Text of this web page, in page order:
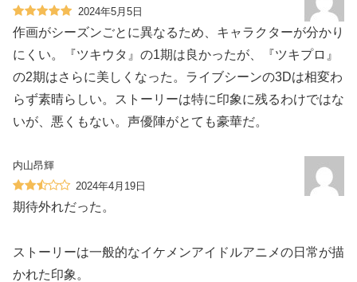
2024年5月5日
作画がシーズンごとに異なるため、キャラクターが分かり
にくい。『ツキウタ』の1期は良かったが、『ツキプロ』
の2期はさらに美しくなった。ライブシーンの3Dは相変わ
らず素晴らしい。ストーリーは特に印象に残るわけではな
いが、悪くもない。声優陣がとても豪華だ。
内山昂輝
2024年4月19日
期待外れだった。
ストーリーは一般的なイケメンアイドルアニメの日常が描
かれた印象。